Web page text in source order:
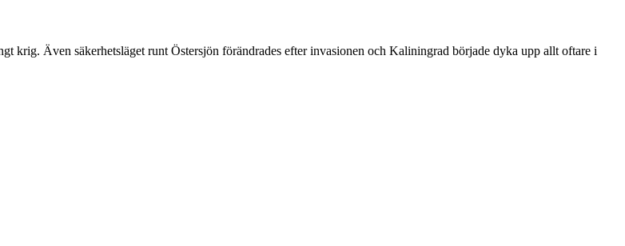
krig. Även säkerhetsläget runt Östersjön förändrades efter invasionen och Kaliningrad började dyka upp allt oftare i